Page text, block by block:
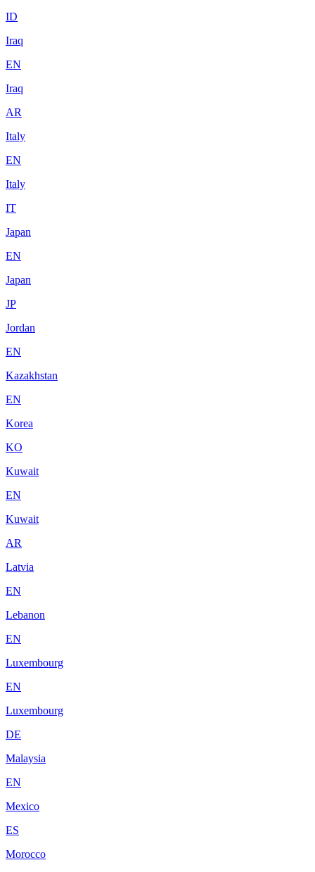
ID
Iraq
EN
Iraq
AR
Italy
EN
Italy
IT
Japan
EN
Japan
JP
Jordan
EN
Kazakhstan
EN
Korea
KO
Kuwait
EN
Kuwait
AR
Latvia
EN
Lebanon
EN
Luxembourg
EN
Luxembourg
DE
Malaysia
EN
Mexico
ES
Morocco